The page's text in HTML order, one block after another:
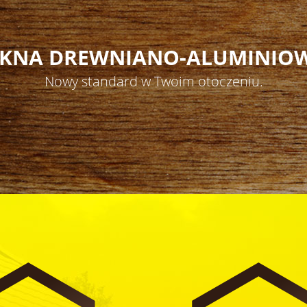
DREWNIANO-
Nowy standard w Twoim otoczeniu.